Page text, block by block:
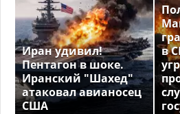
Иран удивил!
Пентагон в шоке.
Иранский "Шахед"
атаковал авианосец
США
в